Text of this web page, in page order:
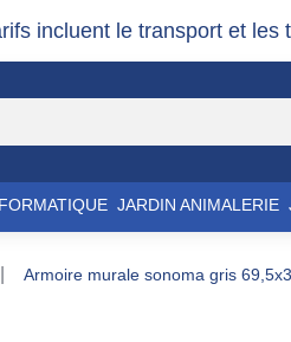
incluent le transport et les
JARDIN ANIMALERIE
armoire murale sonoma gris